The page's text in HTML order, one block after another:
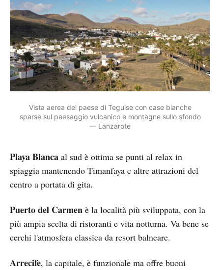
Vista aerea del paese di Teguise con case bianche
sparse sul paesaggio vulcanico e montagne sullo sfondo
— Lanzarote
Playa Blanca al sud è ottima se punti al relax in
spiaggia mantenendo Timanfaya e altre attrazioni del
centro a portata di gita.
Puerto del Carmen è la località più sviluppata, con la
più ampia scelta di ristoranti e vita notturna. Va bene se
cerchi l'atmosfera classica da resort balneare.
Arrecife, la capitale, è funzionale ma offre buoni